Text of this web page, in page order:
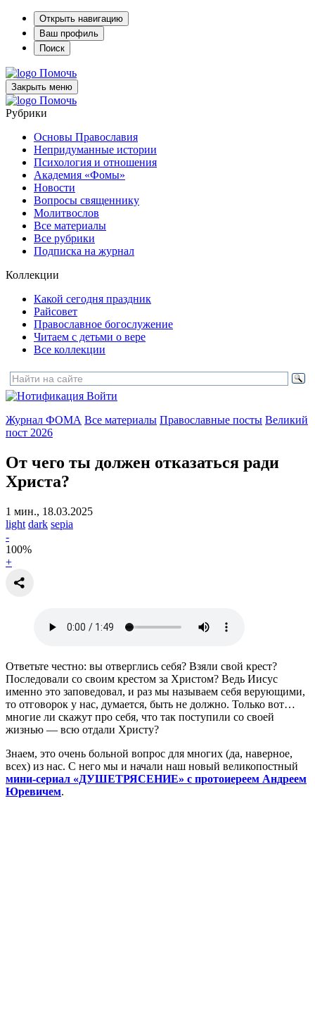
Открыть навигацию
Ваш профиль
Поиск
Помочь
Закрыть меню
Помочь
Рубрики
Основы Православия
Непридуманные истории
Психология и отношения
Академия «Фомы»
Новости
Вопросы священнику
Молитвослов
Все материалы
Все рубрики
Подписка на журнал
Коллекции
Какой сегодня праздник
Райсовет
Православное богослужение
Читаем с детьми о вере
Все коллекции
Войти
Журнал ФОМА Все материалы Православные посты Великий
пост 2026
От чего ты должен отказаться ради
Христа?
1 мин., 18.03.2025
light dark sepia
-
100%
+
Ответьте честно: вы отверглись себя? Взяли свой крест?
Последовали со своим крестом за Христом? Ведь Иисус
именно это заповедовал, и раз мы называем себя верующими,
то отговорок у нас, думается, быть не должно. Только вот…
многие ли скажут про себя, что так поступили со своей
жизнью — всю отдали Христу?
Знаем, это очень больной вопрос для многих (да, наверное,
всех) из нас. С него мы и начали наш новый великопостный
мини-сериал «ДУШЕТРЯСЕНИЕ» с протоиереем Андреем
Юревичем.